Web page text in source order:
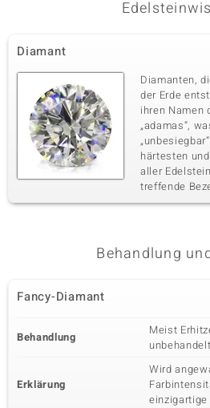
Diamant
Diamanten,
der Erde
ihren Namen
„adamas“,
härtesten
aller
treffende
Behandlung
Fancy-Diamant
Behandlung
Meist
Erklärung
Wird
einzigartige